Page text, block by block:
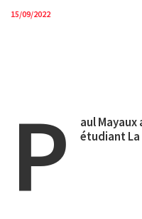
15/09/2022
P
aul
étudiant La